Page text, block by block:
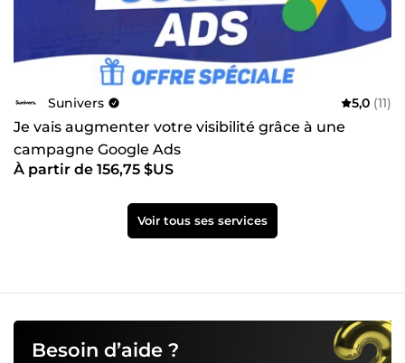
Sunivers 5,0 (11)
Je vais augmenter votre visibilité grâce à une
campagne Google Ads
À partir de 156,75 $US
Voir tous ses services
Besoin d’aide ?